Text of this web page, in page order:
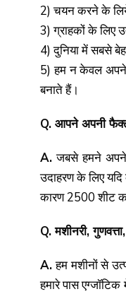
2) चयन करने के
3) ग्राहकों के लिए
4) दुनिया में सबसे
5) हम न केवल अपने
बनाते हैं।
Q. आपने अपनी
A. जबसे हमने अपने
उदाहरण के लिए
कारण 2500 शीट
Q. मशीनरी,
A.हम मशीनों से
हमारे पास